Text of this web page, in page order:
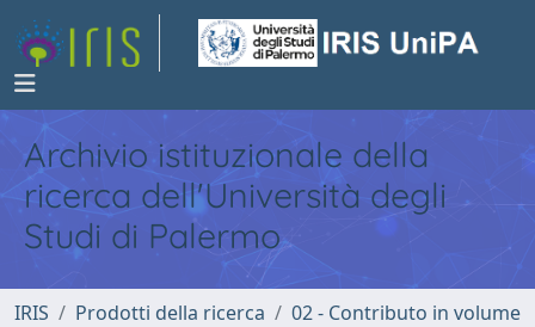
Archivio istituzionale della
ricerca dell'Università degli
Studi di Palermo
IRIS Prodotti della ricerca
02 - Contributo in volume